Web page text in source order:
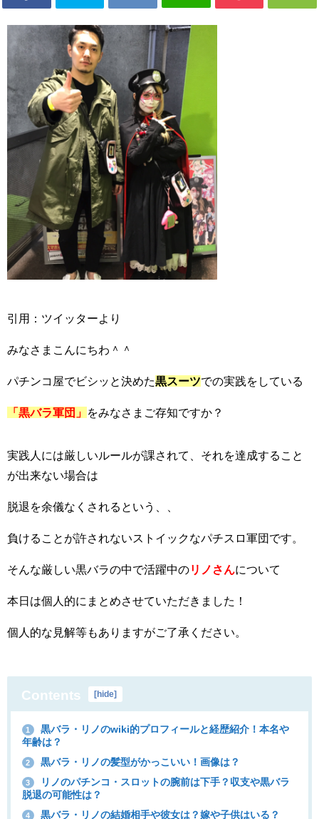
引用：ツイッターより
みなさまこんにちわ＾＾
パチンコ屋でビシッと決めた黒スーツでの実践をしている
「黒バラ軍団」 をみなさまご存知ですか？
実践人には厳しいルールが課されて、それを達成すること
が出来ない場合は
脱退を余儀なくされるという、、
負けることが許されないストイックなパチスロ軍団です。
そんな厳しい黒バラの中で活躍中のリノさんについて
本日は個人的にまとめさせていただきました！
個人的な見解等もありますがご了承ください。
Contents [hide]
1
黒バラ・リノのwiki的プロフィールと経歴紹介！本名や
年齢は？
2 黒バラ・リノの髪型がかっこいい！画像は？
3
リノのパチンコ・スロットの腕前は下手？収支や黒バラ
脱退の可能性は？
4 黒バラ・リノの結婚相手や彼女は？嫁や子供はいる？